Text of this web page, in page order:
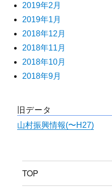
2019年2月
2019年1月
2018年12月
2018年11月
2018年10月
2018年9月
旧データ
山村振興情報(〜H27)
TOP